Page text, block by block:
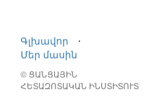
Գլխավոր
⋅
Մեր մասին
© ՑԱՆՑԱՅԻՆ
ՀԵՏԱԶՈՏԱԿԱՆ ԻՆՍՏԻՏՈՒՏ